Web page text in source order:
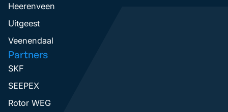
Heerenveen
Uitgeest
Veenendaal
Partners
SKF
SEEPEX
Rotor WEG